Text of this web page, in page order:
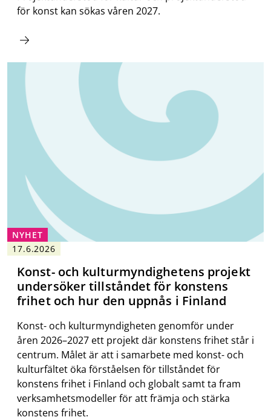
för konst kan sökas våren 2027.
NYHET
17.6.2026
Konst- och kulturmyndighetens projekt
undersöker tillståndet för konstens
frihet och hur den uppnås i Finland
Konst- och kulturmyndigheten genomför under
åren 2026–2027 ett projekt där konstens frihet står i
centrum. Målet är att i samarbete med konst- och
kulturfältet öka förståelsen för tillståndet för
konstens frihet i Finland och globalt samt ta fram
verksamhetsmodeller för att främja och stärka
konstens frihet.